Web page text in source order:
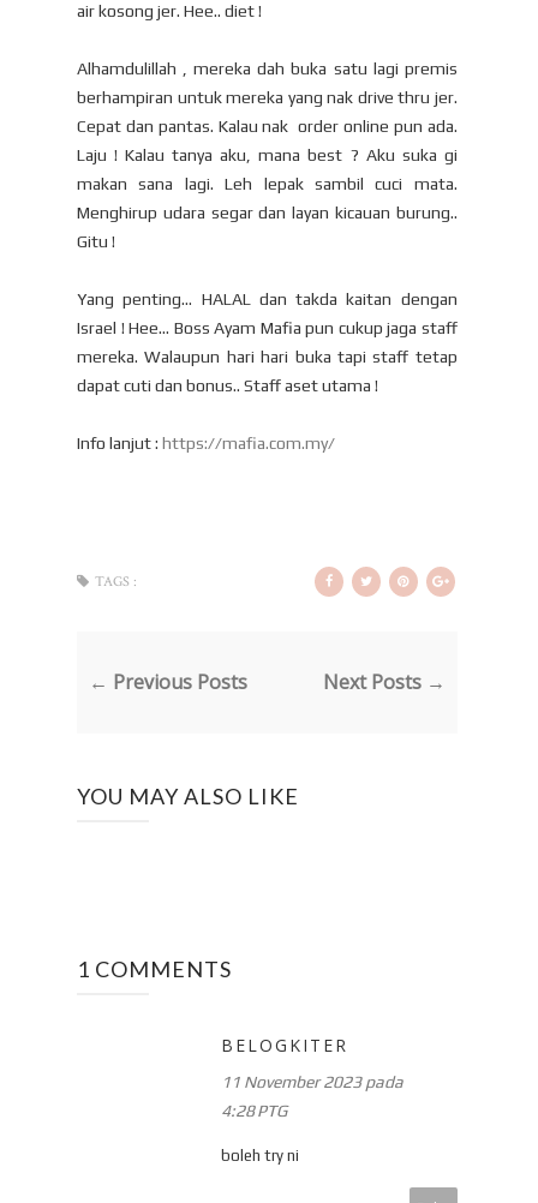
air kosong jer. Hee.. diet !
Alhamdulillah , mereka dah buka satu lagi premis
berhampiran untuk mereka yang nak drive thru jer.
Cepat dan pantas. Kalau nak order online pun ada.
Laju ! Kalau tanya aku, mana best ? Aku suka gi
makan sana lagi. Leh lepak sambil cuci mata.
Menghirup udara segar dan layan kicauan burung..
Gitu !
Yang penting... HALAL dan takda kaitan dengan
Israel ! Hee... Boss Ayam Mafia pun cukup jaga staff
mereka. Walaupun hari hari buka tapi staff tetap
dapat cuti dan bonus.. Staff aset utama !
Info lanjut : https://mafia.com.my/
TAGS :
← Previous Posts Next Posts →
YOU MAY ALSO LIKE
1 COMMENTS
BELOGKITER
11 November 2023 pada
4:28 PTG
boleh try ni